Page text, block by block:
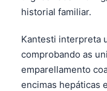
historial familiar.
Kantesti interpreta
comprobando as
emparellamento
encimas hepáticas